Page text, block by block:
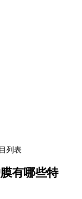
列表
有哪些特